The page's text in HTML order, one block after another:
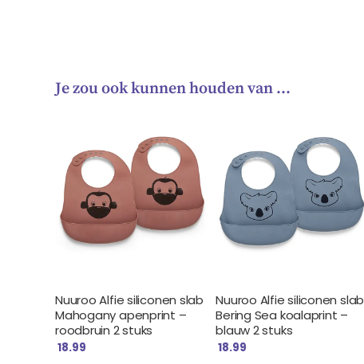
Je zou ook kunnen houden van …
Nuuroo Alfie siliconen slab
Mahogany apenprint –
roodbruin 2 stuks
18.99
Nuuroo Alfie siliconen slab
Bering Sea koalaprint –
blauw 2 stuks
18.99